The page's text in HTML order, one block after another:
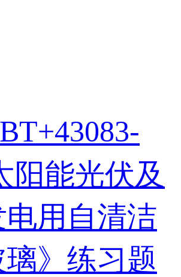
阳能光伏及
用自清洁
》练习题